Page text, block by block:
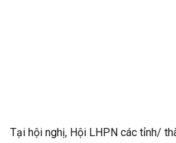
Tại hội nghị, Hội LHPN các tỉnh/